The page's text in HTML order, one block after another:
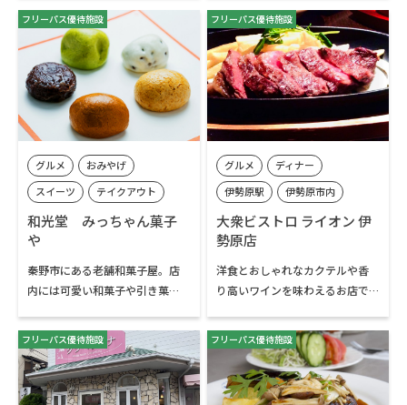
では落花生のほかにも八重桜の
塩漬けやフルーティーな梅干し
も取り扱っていており、人気の
商品です。
うふ製品、菓子類の他「飲むお
豆腐」や「おとうふドーナツ」
等の販売をしています。店内での
お召し上がりも可能です。
フリーパス優待施設
グルメ
おみやげ
スイーツ
テイクアウト
渋沢駅
秦野市内
和光堂 みっちゃん菓子
や
秦野市にある老舗和菓子屋。店
内には可愛い和菓子や引き菓
焼き菓子やゼリーなど種類豊富
です。また、和菓子には自家田ん
ぼで愛情込めて作ったお米を使
用しています。素材にこだわった
フリーパス優待施設
グルメ
ディナー
伊勢原駅
伊勢原市内
大衆ビストロ ライオン 伊
勢原店
洋食とおしゃれなカクテルや香
り高いワインを味わえるお店で
タレにつけた骨付きスペアリブ
などが人気！がっつり肉が食べ
たい方におすすめです。
フリーパス優待施設 フリーパス優待施設
TOPへ